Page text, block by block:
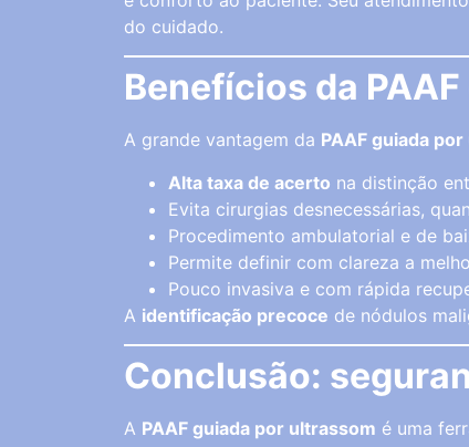
do cuidado.
Benefícios da
A grande vantagem da PAAF guiada
Alta taxa de acerto na distinção
Evita cirurgias desnecessárias,
Procedimento ambulatorial e de
Permite definir com clareza a
Pouco invasiva e com rápida
A identificação precoce de nódulos
Conclusão:
A PAAF guiada por ultrassom é uma